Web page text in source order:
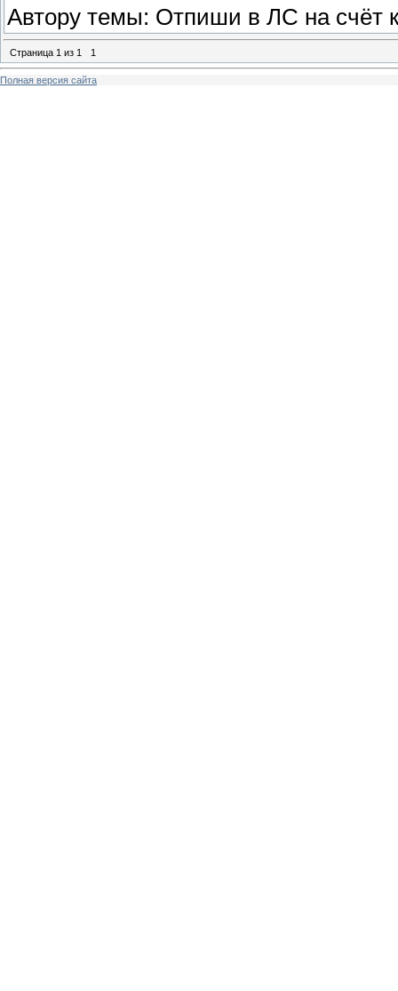
Автору темы: Отпиши в ЛС на счёт
Страница 1 из 1 1
Полная версия сайта